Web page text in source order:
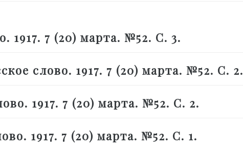
1917. 7 (20) марта. №52. С. 3.
слово. 1917. 7 (20) марта. №52. С. 2.
1917. 7 (20) марта. №52. С. 2.
1917. 7 (20) марта. №52. С. 1.